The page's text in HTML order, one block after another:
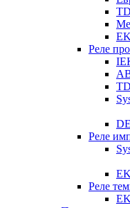
Реле
Реле
Реле